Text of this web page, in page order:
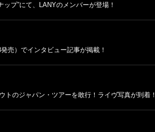
プ”にて、LANYのメンバーが登場！
売）でインタビュー記事が掲載！
トのジャパン・ツアーを敢行！ライヴ写真が到着！